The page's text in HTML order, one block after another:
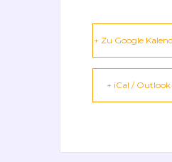
+ Zu Google
+ iCal /